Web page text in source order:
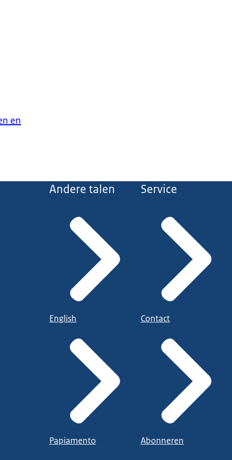
en
Andere talen
English
Papiamento
Service
Contact
Abonneren